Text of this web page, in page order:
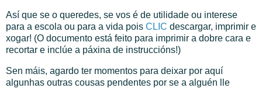
Así que se o queredes, se vos é de utilidade ou interese
para a escola ou para a vida pois CLIC descargar, imprimir e
xogar! (O documento está feito para imprimir a dobre cara e
recortar e inclúe a páxina de instruccións!)
Sen máis, agardo ter momentos para deixar por aquí
algunhas outras cousas pendentes por se a alguén lle